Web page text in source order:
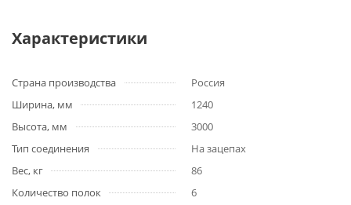
Характеристики
Страна производства
Россия
Ширина, мм
1240
Высота, мм
3000
Тип соединения
На зацепах
Вес, кг
86
Количество полок
6